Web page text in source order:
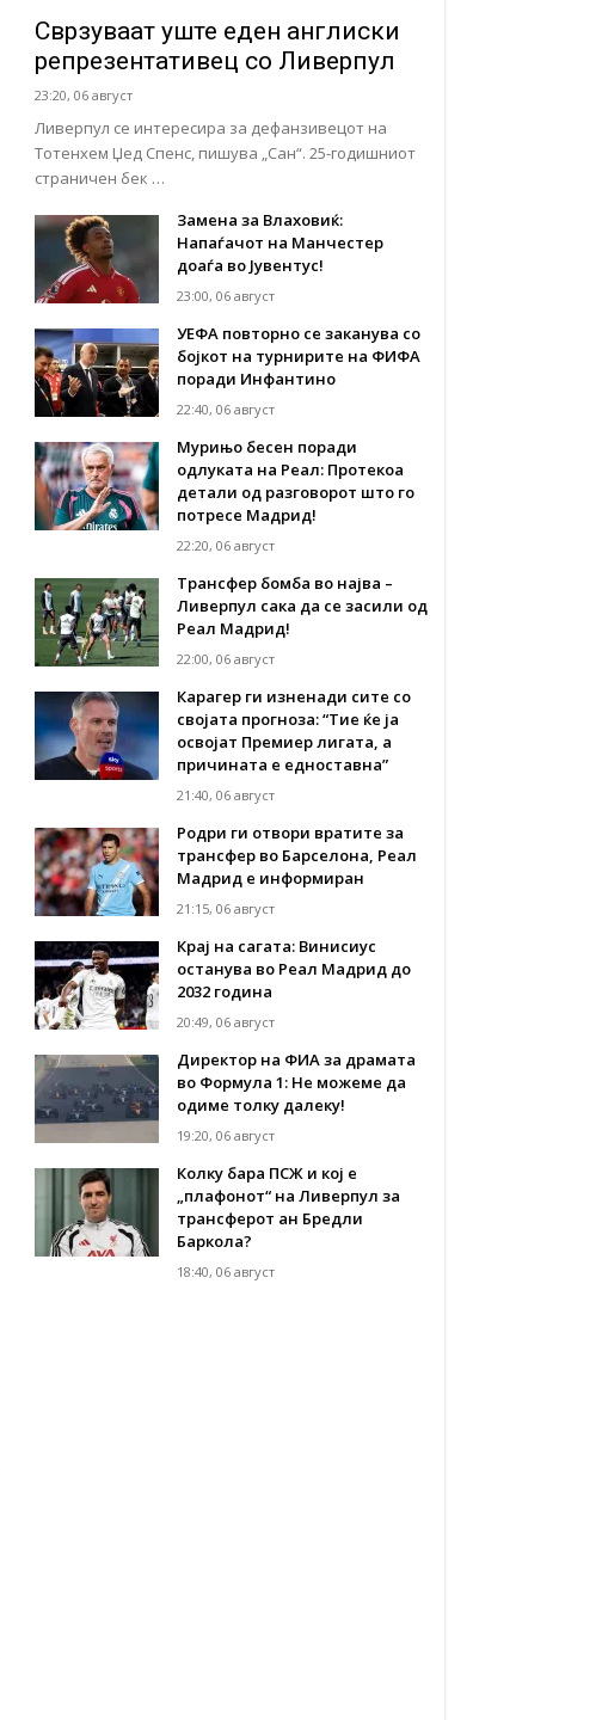
Сврзуваат уште еден англиски
репрезентативец со Ливерпул
23:20, 06 август
Ливерпул се интересира за дефанзивецот на
Тотенхем Џед Спенс, пишува „Сан“. 25-годишниот
страничен бек …
Замена за Влаховиќ:
Напаѓачот на Манчестер
доаѓа во Јувентус!
23:00, 06 август
УЕФА повторно се заканува со
бојкот на турнирите на ФИФА
поради Инфантино
22:40, 06 август
Мурињо бесен поради
одлуката на Реал: Протекоа
детали од разговорот што го
потресе Мадрид!
22:20, 06 август
Трансфер бомба во најва –
Ливерпул сака да се засили од
Реал Мадрид!
22:00, 06 август
Карагер ги изненади сите со
својата прогноза: “Тие ќе ја
освојат Премиер лигата, а
причината е едноставна”
21:40, 06 август
Родри ги отвори вратите за
трансфер во Барселона, Реал
Мадрид е информиран
21:15, 06 август
Крај на сагата: Винисиус
останува во Реал Мадрид до
2032 година
20:49, 06 август
Директор на ФИА за драмата
во Формула 1: Не можеме да
одиме толку далеку!
19:20, 06 август
Колку бара ПСЖ и кој е
„плафонот“ на Ливерпул за
трансферот ан Бредли
Баркола?
18:40, 06 август